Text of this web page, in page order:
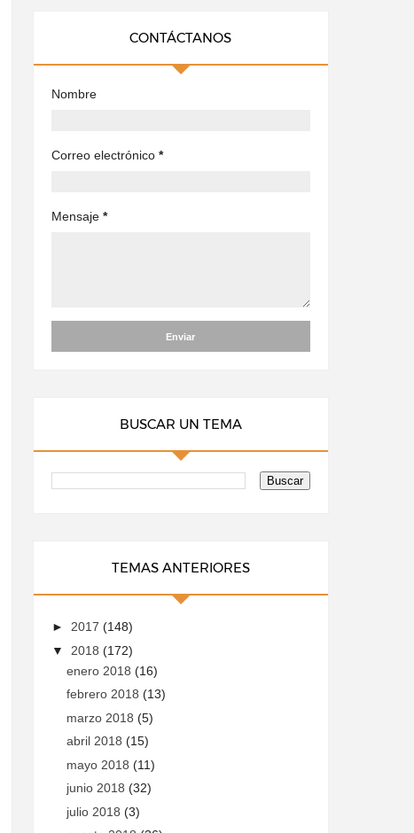
CONTÁCTANOS
Nombre
Correo electrónico *
Mensaje *
BUSCAR UN TEMA
TEMAS ANTERIORES
► 2017 (148)
▼ 2018 (172)
enero 2018 (16)
febrero 2018 (13)
marzo 2018 (5)
abril 2018 (15)
mayo 2018 (11)
junio 2018 (32)
julio 2018 (3)